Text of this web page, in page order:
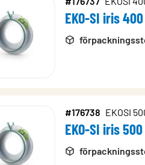
EKO-SI iris 400
#176738 EKOSI
EKO-SI iris 500